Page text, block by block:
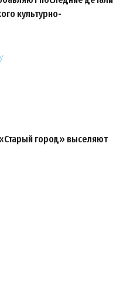
культурно-
город» выселяют